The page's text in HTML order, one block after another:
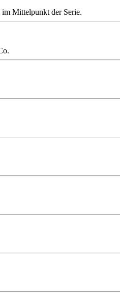
Mittelpunkt der Serie.